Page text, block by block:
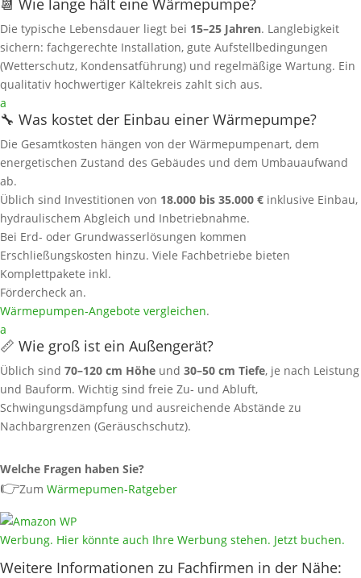
📆 Wie lange hält eine Wärmepumpe?
Die typische Lebensdauer liegt bei 15–25 Jahren. Langlebigkeit
sichern: fachgerechte Installation, gute Aufstellbedingungen
(Wetterschutz, Kondensatführung) und regelmäßige Wartung. Ein
qualitativ hochwertiger Kältekreis zahlt sich aus.
a
🔧 Was kostet der Einbau einer Wärmepumpe?
Die Gesamtkosten hängen von der Wärmepumpenart, dem
energetischen Zustand des Gebäudes und dem Umbauaufwand
ab.
Üblich sind Investitionen von 18.000 bis 35.000 € inklusive Einbau,
hydraulischem Abgleich und Inbetriebnahme.
Bei Erd- oder Grundwasserlösungen kommen
Erschließungskosten hinzu. Viele Fachbetriebe bieten
Komplettpakete inkl.
Fördercheck an.
Wärmepumpen‑Angebote vergleichen.
a
📏 Wie groß ist ein Außengerät?
Üblich sind 70–120 cm Höhe und 30–50 cm Tiefe, je nach Leistung
und Bauform. Wichtig sind freie Zu‑ und Abluft,
Schwingungsdämpfung und ausreichende Abstände zu
Nachbargrenzen (Geräuschschutz).
Welche Fragen haben Sie?
👉Zum Wärmepumen-Ratgeber
Werbung. Hier könnte auch Ihre Werbung stehen. Jetzt buchen.
Weitere Informationen zu Fachfirmen in der Nähe: